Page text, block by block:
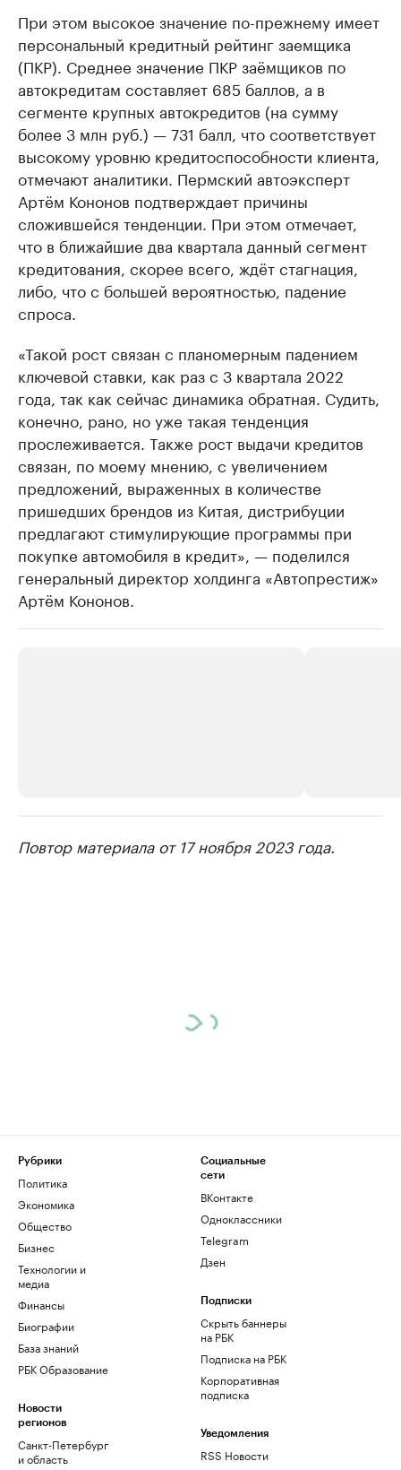
При этом высокое значение по-прежнему имеет
персональный кредитный рейтинг заемщика
(ПКР). Среднее значение ПКР заёмщиков по
автокредитам составляет 685 баллов, а в
сегменте крупных автокредитов (на сумму
более 3 млн руб.) — 731 балл, что соответствует
высокому уровню кредитоспособности клиента,
отмечают аналитики. Пермский автоэксперт
Артём Кононов подтверждает причины
сложившейся тенденции. При этом отмечает,
что в ближайшие два квартала данный сегмент
кредитования, скорее всего, ждёт стагнация,
либо, что с большей вероятностью, падение
спроса.
«Такой рост связан с планомерным падением
ключевой ставки, как раз с 3 квартала 2022
года, так как сейчас динамика обратная. Судить,
конечно, рано, но уже такая тенденция
прослеживается. Также рост выдачи кредитов
связан, по моему мнению, с увеличением
предложений, выраженных в количестве
пришедших брендов из Китая, дистрибуции
предлагают стимулирующие программы при
покупке автомобиля в кредит», — поделился
генеральный директор холдинга «Автопрестиж»
Артём Кононов.
Повтор материала от 17 ноября 2023 года.
Рубрики
Политика
Экономика
Общество
Бизнес
Технологии и
медиа
Финансы
Биографии
База знаний
РБК Образование
Новости
регионов
Санкт-Петербург
и область
Социальные
сети
ВКонтакте
Одноклассники
Telegram
Дзен
Подписки
Скрыть баннеры
на РБК
Подписка на РБК
Корпоративная
подписка
Уведомления
RSS Новости